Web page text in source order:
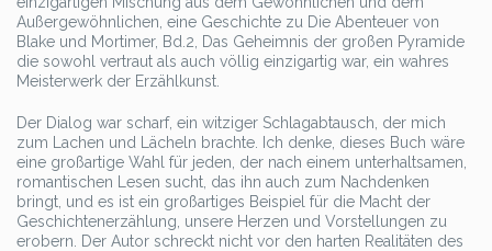
Außergewöhnlichen, eine Geschichte zu Die Abenteuer von
Blake und Mortimer, Bd.2, Das Geheimnis der großen Pyramide
die sowohl vertraut als auch völlig einzigartig war, ein wahres
Meisterwerk der Erzählkunst.
Der Dialog war scharf, ein witziger Schlagabtausch, der mich
zum Lachen und Lächeln brachte. Ich denke, dieses Buch wäre
eine großartige Wahl für jeden, der nach einem unterhaltsamen,
romantischen Lesen sucht, das ihn auch zum Nachdenken
bringt, und es ist ein großartiges Beispiel für die Macht der
Geschichtenerzählung, unsere Herzen und Vorstellungen zu
erobern. Der Autor schreckt nicht vor den harten Realitäten des